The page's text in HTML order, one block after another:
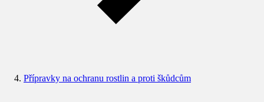
Přípravky na ochranu rostlin a proti škůdcům